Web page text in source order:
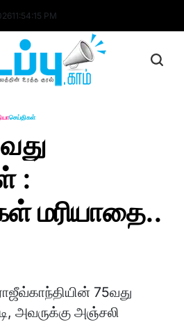
11:54:16 PM
செய்திகள்
:
மரியாதை..
75வது
அவருக்கு அஞ்சலி